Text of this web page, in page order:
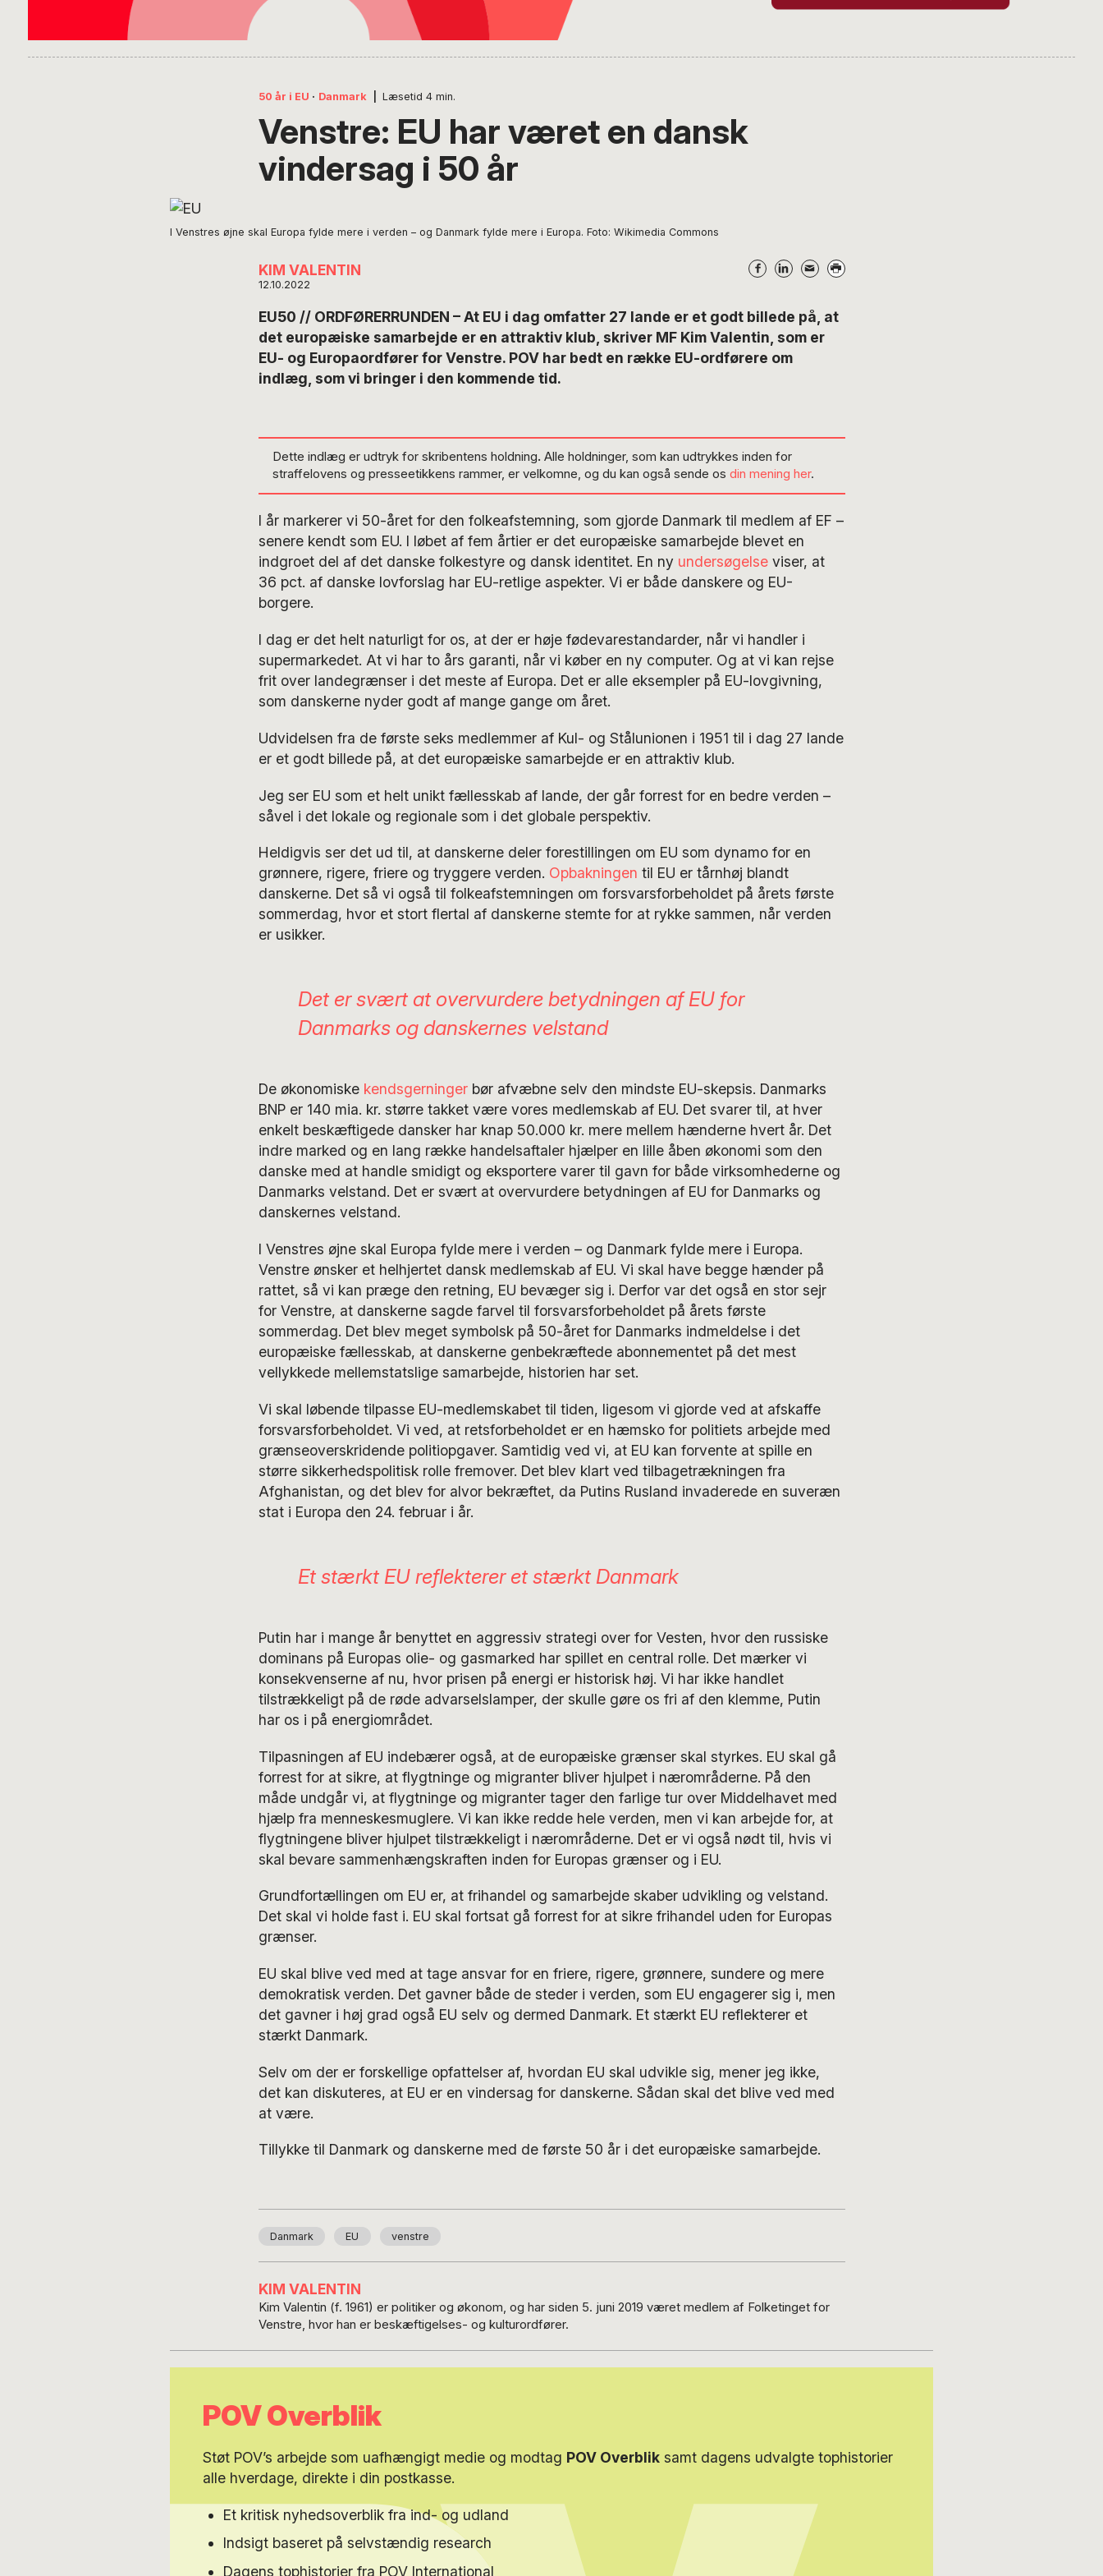
50 år i EU · Danmark Læsetid 4 min.
Venstre: EU har været en dansk
vindersag i 50 år
I Venstres øjne skal Europa fylde mere i verden – og Danmark fylde mere i Europa. Foto: Wikimedia Commons
KIM VALENTIN
12.10.2022
EU50 // ORDFØRERRUNDEN – At EU i dag omfatter 27 lande er et godt billede på, at
det europæiske samarbejde er en attraktiv klub, skriver MF Kim Valentin, som er
EU- og Europaordfører for Venstre. POV har bedt en række EU-ordførere om
indlæg, som vi bringer i den kommende tid.
Dette indlæg er udtryk for skribentens holdning. Alle holdninger, som kan udtrykkes inden for
straffelovens og presseetikkens rammer, er velkomne, og du kan også sende osdin mening her.
I år markerer vi 50-året for den folkeafstemning, som gjorde Danmark til medlem af EF –
senere kendt som EU. I løbet af fem årtier er det europæiske samarbejde blevet en
indgroet del af det danske folkestyre og dansk identitet. En ny undersøgelse viser, at
36 pct. af danske lovforslag har EU-retlige aspekter. Vi er både danskere og EU-
borgere.
I dag er det helt naturligt for os, at der er høje fødevarestandarder, når vi handler i
supermarkedet. At vi har to års garanti, når vi køber en ny computer. Og at vi kan rejse
frit over landegrænser i det meste af Europa. Det er alle eksempler på EU-lovgivning,
som danskerne nyder godt af mange gange om året.
Udvidelsen fra de første seks medlemmer af Kul- og Stålunionen i 1951 til i dag 27 lande
er et godt billede på, at det europæiske samarbejde er en attraktiv klub.
Jeg ser EU som et helt unikt fællesskab af lande, der går forrest for en bedre verden –
såvel i det lokale og regionale som i det globale perspektiv.
Heldigvis ser det ud til, at danskerne deler forestillingen om EU som dynamo for en
grønnere, rigere, friere og tryggere verden. Opbakningen til EU er tårnhøj blandt
danskerne. Det så vi også til folkeafstemningen om forsvarsforbeholdet på årets første
sommerdag, hvor et stort flertal af danskerne stemte for at rykke sammen, når verden
er usikker.
Det er svært at overvurdere betydningen af EU for
Danmarks og danskernes velstand
De økonomiske kendsgerningerbør afvæbne selv den mindste EU-skepsis. Danmarks
BNP er 140 mia. kr. større takket være vores medlemskab af EU. Det svarer til, at hver
enkelt beskæftigede dansker har knap 50.000 kr. mere mellem hænderne hvert år. Det
indre marked og en lang række handelsaftaler hjælper en lille åben økonomi som den
danske med at handle smidigt og eksportere varer til gavn for både virksomhederne og
Danmarks velstand. Det er svært at overvurdere betydningen af EU for Danmarks og
danskernes velstand.
I Venstres øjne skal Europa fylde mere i verden – og Danmark fylde mere i Europa.
Venstre ønsker et helhjertet dansk medlemskab af EU. Vi skal have begge hænder på
rattet, så vi kan præge den retning, EU bevæger sig i. Derfor var det også en stor sejr
for Venstre, at danskerne sagde farvel til forsvarsforbeholdet på årets første
sommerdag. Det blev meget symbolsk på 50-året for Danmarks indmeldelse i det
europæiske fællesskab, at danskerne genbekræftede abonnementet på det mest
vellykkede mellemstatslige samarbejde, historien har set.
Vi skal løbende tilpasse EU-medlemskabet til tiden, ligesom vi gjorde ved at afskaffe
forsvarsforbeholdet. Vi ved, at retsforbeholdet er en hæmsko for politiets arbejde med
grænseoverskridende politiopgaver. Samtidig ved vi, at EU kan forvente at spille en
større sikkerhedspolitisk rolle fremover. Det blev klart ved tilbagetrækningen fra
Afghanistan, og det blev for alvor bekræftet, da Putins Rusland invaderede en suveræn
stat i Europa den 24. februar i år.
Et stærkt EU reflekterer et stærkt Danmark
Putin har i mange år benyttet en aggressiv strategi over for Vesten, hvor den russiske
dominans på Europas olie- og gasmarked har spillet en central rolle. Det mærker vi
konsekvenserne af nu, hvor prisen på energi er historisk høj. Vi har ikke handlet
tilstrækkeligt på de røde advarselslamper, der skulle gøre os fri af den klemme, Putin
har os i på energiområdet.
Tilpasningen af EU indebærer også, at de europæiske grænser skal styrkes. EU skal gå
forrest for at sikre, at flygtninge og migranter bliver hjulpet i nærområderne. På den
måde undgår vi, at flygtninge og migranter tager den farlige tur over Middelhavet med
hjælp fra menneskesmuglere. Vi kan ikke redde hele verden, men vi kan arbejde for, at
flygtningene bliver hjulpet tilstrækkeligt i nærområderne. Det er vi også nødt til, hvis vi
skal bevare sammenhængskraften inden for Europas grænser og i EU.
Grundfortællingen om EU er, at frihandel og samarbejde skaber udvikling og velstand.
Det skal vi holde fast i. EU skal fortsat gå forrest for at sikre frihandel uden for Europas
grænser.
EU skal blive ved med at tage ansvar for en friere, rigere, grønnere, sundere og mere
demokratisk verden. Det gavner både de steder i verden, som EU engagerer sig i, men
det gavner i høj grad også EU selv og dermed Danmark. Et stærkt EU reflekterer et
stærkt Danmark.
Selv om der er forskellige opfattelser af, hvordan EU skal udvikle sig, mener jeg ikke,
det kan diskuteres, at EU er en vindersag for danskerne. Sådan skal det blive ved med
at være.
Tillykke til Danmark og danskerne med de første 50 år i det europæiske samarbejde.
Danmark EU venstre
KIM VALENTIN
Kim Valentin (f. 1961) er politiker og økonom, og har siden 5. juni 2019 været medlem af Folketinget for
Venstre, hvor han er beskæftigelses- og kulturordfører.
POV Overblik
Støt POV’s arbejde som uafhængigt medie og modtag POV Overbliksamt dagens udvalgte tophistorier
alle hverdage, direkte i din postkasse.
Et kritisk nyhedsoverblik fra ind- og udland
Indsigt baseret på selvstændig research
Dagens tophistorier fra POV International